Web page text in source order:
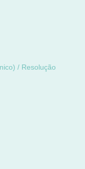
/ Resolução